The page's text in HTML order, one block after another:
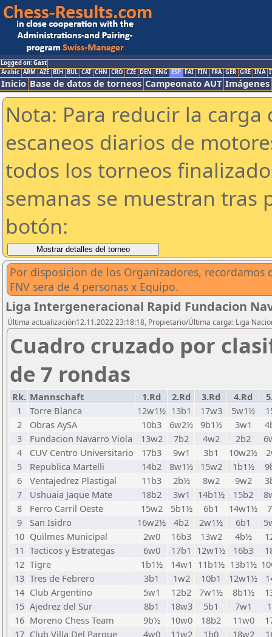
Logged on: Gast
Arabic ARM AZE BIH BUL CAT CHN CRO CZE DEN ENG ESP FAI FIN FRA GER GRE INA
Inicio Base de datos de torneos Campeonato AUT Imágenes
Nota: Para reducir la
escaneos diarios de
todos los torneos
semanas se muestran tras
botón:
Por disposicion de los Organizadores,
FNV sera de 4 personas x Equipo.
Liga Intergeneracional Rapid Fundacion
Última actualización12.11.2022 23:18:18, Propietario/Última carga: Liga
Cuadro cruzado por
de 7 rondas
Rk. Mannschaft 1.Rd 2.Rd 3.Rd 4.Rd
1
Torre Blanca 12w1½ 13b1 17w3 5w1½
2
Obras AySA 10b3 6w2½ 9b1½ 3w1
3
Fundacion Navarro Viola 13w2 7b2 4w2 2b2
4
CUV Centro Universitario 17b3 9w1 3b1 10w2½
5
Republica Martelli 14b2 8w1½ 15w2 1b1½
6
Ventajedrez Plastigal 11b3 2b½ 8w2 9w2
7
Ushuaia Jaque Mate 18b2 3w1 14b1½ 15b2
8
Ferro Carril Oeste 15w2 5b1½ 6b1 14w1½
9
San Isidro 16w2½ 4b2 2w1½ 6b1
10 Quilmes Municipal 2w0 16b3 13w2 4b½
11 Tacticos y Estrategas 6w0 17b1 12w1½ 16b3
12 Tigre 1b1½ 14w1 11b1½ 13b1½
13 Tres de Febrero 3b1 1w2 10b1 12w1½
14 Club Argentino 5w1 12b2 7w1½ 8b1½
15 Ajedrez del Sur 8b1 18w3 5b1 7w1
16 Moreno Chess Team 9b½ 10w0 18b2 11w0
17 Club Villa Del Parque 4w0 11w2 1b0 18w2